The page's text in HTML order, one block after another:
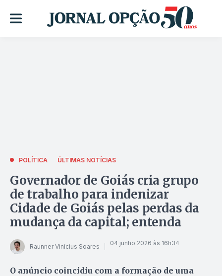
POLÍTICA ÚLTIMAS NOTÍCIAS
Governador de Goiás cria grupo
de trabalho para indenizar
Cidade de Goiás pelas perdas da
mudança da capital; entenda
Raunner Vinícius Soares 04 junho 2026 às 16h34
O anúncio coincidiu com a formação de uma